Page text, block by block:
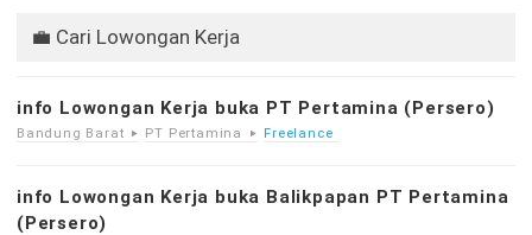
💼 Cari Lowongan Kerja
info Lowongan Kerja buka PT Pertamina (Persero)
Bandung Barat PT Pertamina Freelance
info Lowongan Kerja buka Balikpapan PT Pertamina
(Persero)